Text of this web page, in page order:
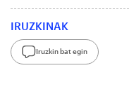
IRUZKINAK
Iruzkin bat egin